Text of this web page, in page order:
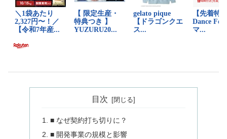
目次
■ なぜ契約打ち切りに？
■ 開発事業の規模と影響